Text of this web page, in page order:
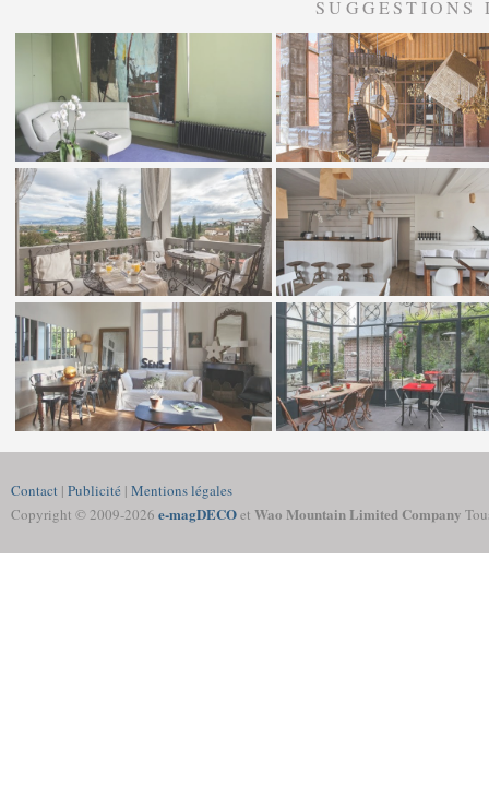
Contact | Publicité | Mentions légales
Copyright © 2009-2026 e-magDECOet Wao Mountain Limited Company